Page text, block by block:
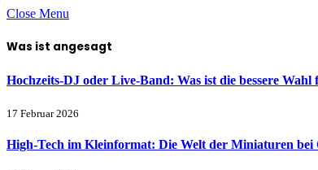
Close Menu
Was ist angesagt
Hochzeits-DJ oder Live-Band: Was ist die bessere
17 Februar 2026
High-Tech im Kleinformat: Die Welt der Miniaturen bei